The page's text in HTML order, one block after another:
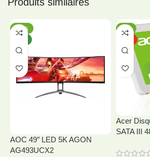
-20%
AOC 49″ LED 5K AGON
AG493UCX2
-5%
Acer
SATA III